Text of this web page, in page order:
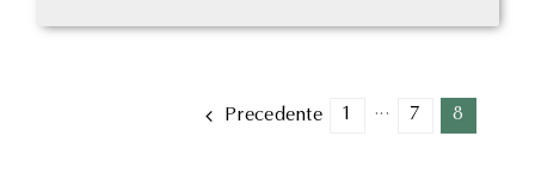
Precedente 1 ··· 7 8